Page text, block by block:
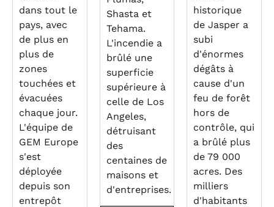
dans tout le
pays, avec
de plus en
plus de
zones
touchées et
évacuées
chaque jour.
L'équipe de
GEM Europe
s'est
déployée
depuis son
entrepôt
Shasta et
Tehama.
L'incendie a
brûlé une
superficie
supérieure à
celle de Los
Angeles,
détruisant
des
centaines de
maisons et
d'entreprises.
historique
de Jasper a
subi
d'énormes
dégâts à
cause d'un
feu de forêt
hors de
contrôle, qui
a brûlé plus
de 79 000
acres. Des
milliers
d'habitants